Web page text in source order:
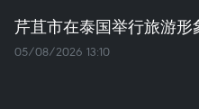
芹苴市在泰国举行旅游形
05/08/2026 13:10